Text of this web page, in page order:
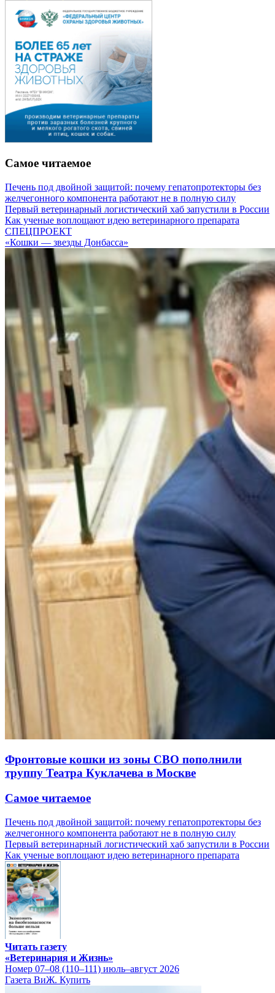
Самое читаемое
Печень под двойной защитой: почему гепатопротекторы без
желчегонного компонента работают не в полную силу
Первый ветеринарный логистический хаб запустили в России
Как ученые воплощают идею ветеринарного препарата
СПЕЦПРОЕКТ
«Кошки — звезды Донбасса»
Фронтовые кошки из зоны СВО пополнили
труппу Театра Куклачева в Москве
Самое читаемое
Печень под двойной защитой: почему гепатопротекторы без
желчегонного компонента работают не в полную силу
Первый ветеринарный логистический хаб запустили в России
Как ученые воплощают идею ветеринарного препарата
Читать газету
«Ветеринария и Жизнь»
Номер 07–08 (110–111) июль–август 2026
Газета ВиЖ. Купить